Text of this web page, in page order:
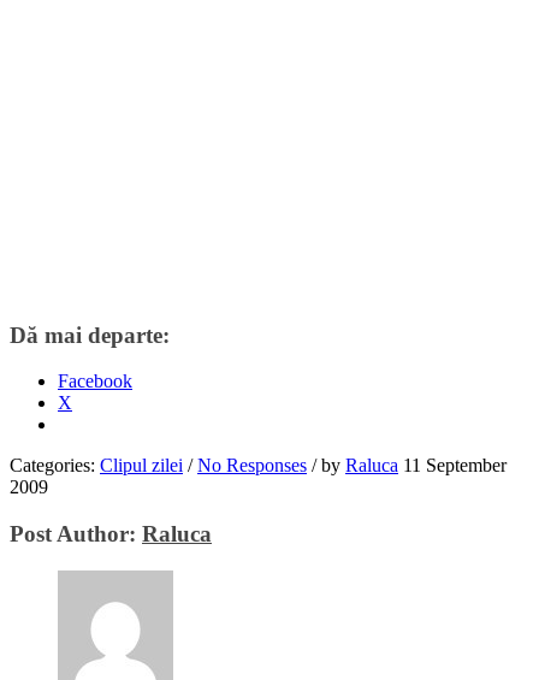
Dă mai departe:
Facebook
X
Categories: Clipul zilei / No Responses /by Raluca 11 September
2009
Post Author: Raluca